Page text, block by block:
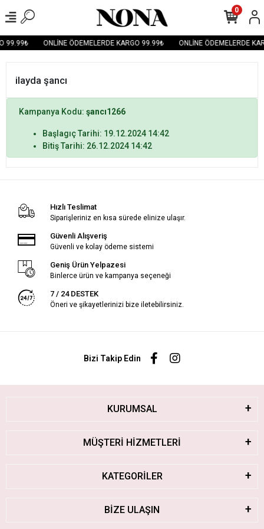
99.99₺ ONLİNE ÖDEMELERDE KARGO 99.99₺ ONLİNE ÖDEMELERDE
0
ilayda şancı
Kampanya Kodu: şancı1266
Başlagıç Tarihi: 19.12.2024 14:42
Bitiş Tarihi: 26.12.2024 14:42
Hızlı Teslimat
Siparişleriniz en kısa sürede elinize ulaşır.
Güvenli Alışveriş
Güvenli ve kolay ödeme sistemi
Geniş Ürün Yelpazesi
Binlerce ürün ve kampanya seçeneği
7 / 24 DESTEK
Öneri ve şikayetlerinizi bize iletebilirsiniz.
Bizi Takip Edin
KURUMSAL
MÜŞTERİ HİZMETLERİ
KATEGORİLER
BİZE ULAŞIN